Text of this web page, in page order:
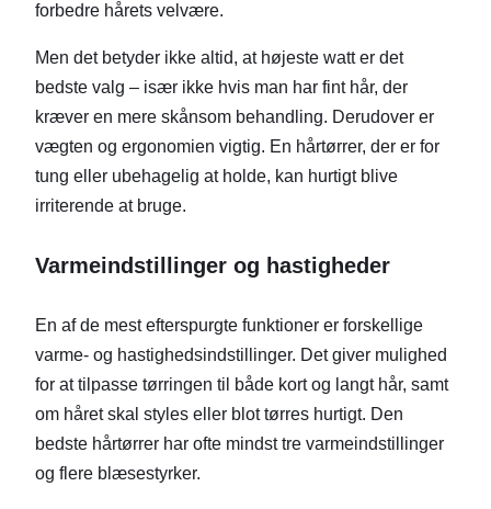
forbedre hårets velvære.
Men det betyder ikke altid, at højeste watt er det
bedste valg – især ikke hvis man har fint hår, der
kræver en mere skånsom behandling. Derudover er
vægten og ergonomien vigtig. En hårtørrer, der er for
tung eller ubehagelig at holde, kan hurtigt blive
irriterende at bruge.
Varmeindstillinger og hastigheder
En af de mest efterspurgte funktioner er forskellige
varme- og hastighedsindstillinger. Det giver mulighed
for at tilpasse tørringen til både kort og langt hår, samt
om håret skal styles eller blot tørres hurtigt. Den
bedste hårtørrer har ofte mindst tre varmeindstillinger
og flere blæsestyrker.